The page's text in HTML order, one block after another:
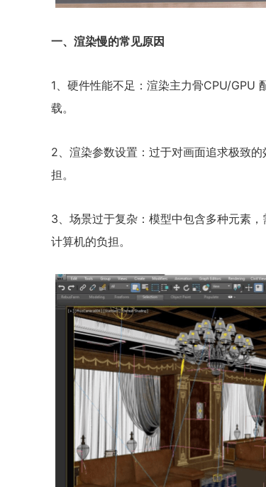
一、渲染慢的常见原因
1、硬件性能不足：渲染主力骨CPU/GPU
载。
2、渲染参数设置：过于对画面追求极致
担。
3、场景过于复杂：模型中包含多种元素
计算机的负担。